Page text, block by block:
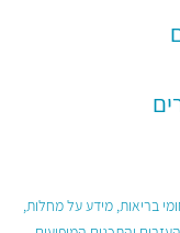
בריאות, מידע על מחלות,